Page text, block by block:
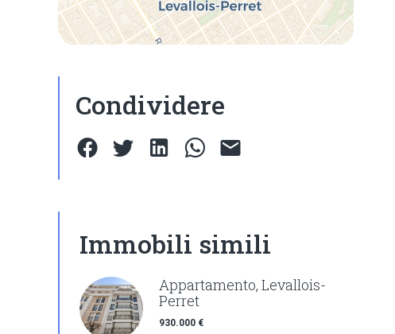
Condividere
Immobili simili
Appartamento, Levallois-
Perret
930.000 €